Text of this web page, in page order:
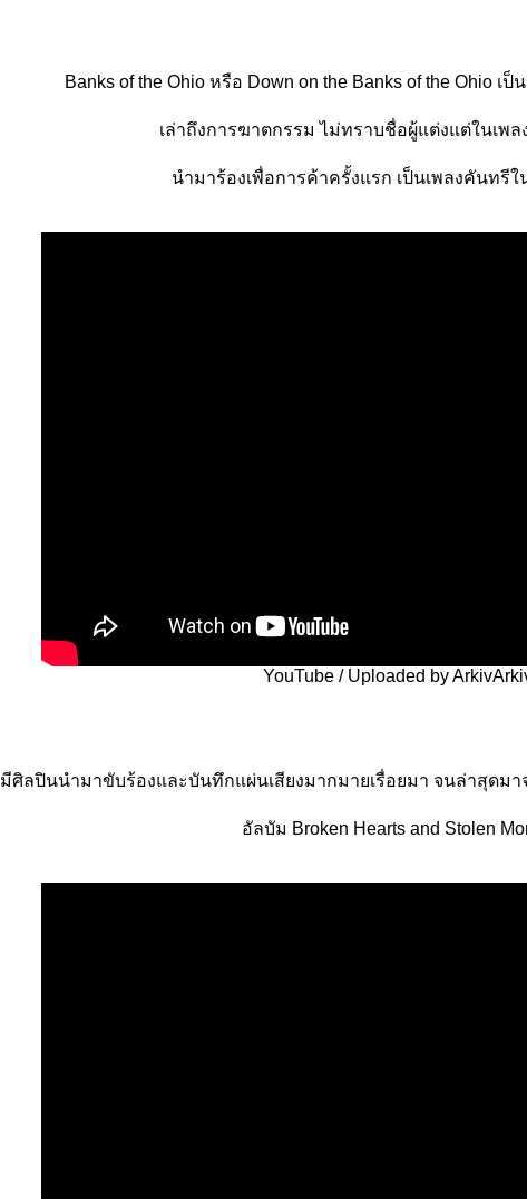
Banks of the Ohio หรือ Down on the Banks of the Ohio เ
เล่าถึงการฆาตกรรม ไม่ทราบชื่อผู้แต่งแต่ในเพ
นำมาร้องเพื่อการค้าครั้งแรก เป็นเพลงคันทรีใ
YouTube / Uploaded by
มีศิลปินนำมาขับร้องและบันทึกแผ่นเสียงมากมายเรื่อยมา จนล่าสุดมา
อัลบัม Broken Hearts and Stolen